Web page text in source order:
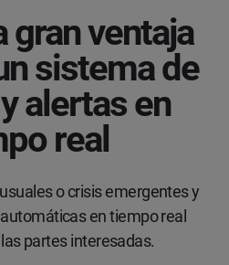
gran ventaja
sistema de
alertas en
real
o crisis emergentes y
en tiempo real
partes interesadas.